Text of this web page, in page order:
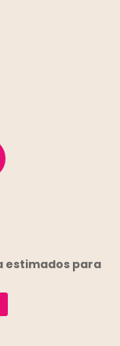
estimados para